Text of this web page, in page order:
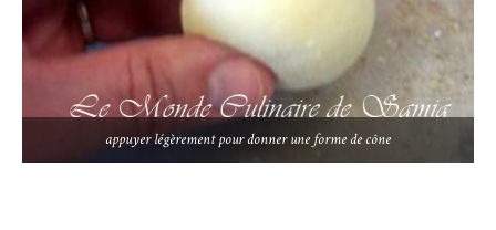
appuyer légèrement pour donner une forme de cône